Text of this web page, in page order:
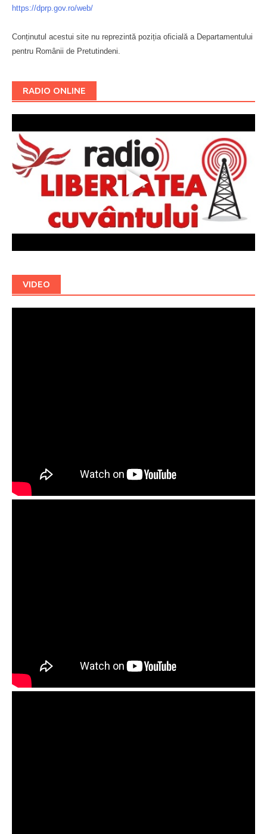
https://dprp.gov.ro/web/
Conținutul acestui site nu reprezintă poziția oficială a Departamentului
pentru Românii de Pretutindeni.
RADIO ONLINE
VIDEO